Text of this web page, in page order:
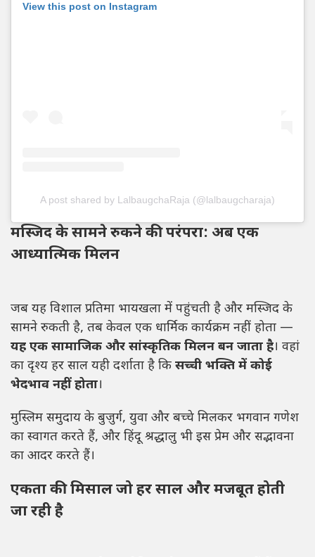
View this post on Instagram
A post shared by LalbaugchaRaja (@lalbaugcharaja)
मस्जिद के सामने रुकने की परंपरा: अब एक
आध्यात्मिक मिलन
जब यह विशाल प्रतिमा भायखला में पहुंचती है और मस्जिद के
सामने रुकती है, तब केवल एक धार्मिक कार्यक्रम नहीं होता —
यह एक सामाजिक और सांस्कृतिक मिलन बन जाता है। वहां
का दृश्य हर साल यही दर्शाता है कि सच्ची भक्ति में कोई
भेदभाव नहीं होता।
मुस्लिम समुदाय के बुज़ुर्ग, युवा और बच्चे मिलकर भगवान गणेश
का स्वागत करते हैं, और हिंदू श्रद्धालु भी इस प्रेम और सद्भावना
का आदर करते हैं।
एकता की मिसाल जो हर साल और मजबूत होती
जा रही है